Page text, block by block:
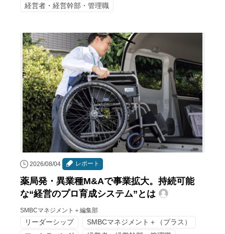
経営者・経営幹部・管理職
2026/08/04 レポート
薬局発・異業種M&Aで事業拡大。持続可能
な“経営のプロ育成システム”とは
SMBCマネジメント＋編集部
リーダーシップ
SMBCマネジメント＋（プラス）